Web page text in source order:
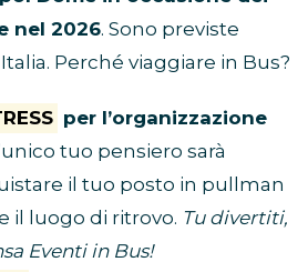
nel 2026. Sono previste
Perché viaggiare in Bus?
per l’organizzazione
tuo pensiero sarà
il tuo posto in pullman
il luogo di ritrovo. Tu divertiti,
Eventi in Bus!